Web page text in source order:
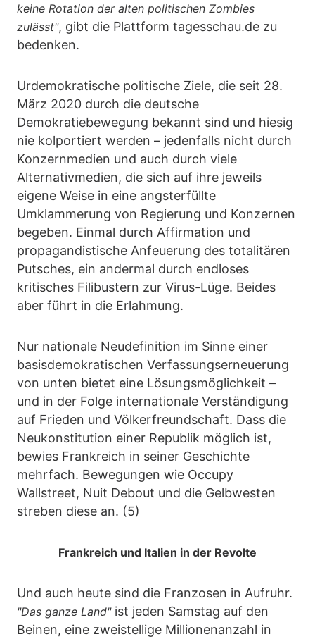
keine Rotation der alten politischen Zombies
zulässt", gibt die Plattform tagesschau.de zu
bedenken.
Urdemokratische politische Ziele, die seit 28.
März 2020 durch die deutsche
Demokratiebewegung bekannt sind und hiesig
nie kolportiert werden – jedenfalls nicht durch
Konzernmedien und auch durch viele
Alternativmedien, die sich auf ihre jeweils
eigene Weise in eine angsterfüllte
Umklammerung von Regierung und Konzernen
begeben. Einmal durch Affirmation und
propagandistische Anfeuerung des totalitären
Putsches, ein andermal durch endloses
kritisches Filibustern zur Virus-Lüge. Beides
aber führt in die Erlahmung.
Nur nationale Neudefinition im Sinne einer
basisdemokratischen Verfassungserneuerung
von unten bietet eine Lösungsmöglichkeit –
und in der Folge internationale Verständigung
auf Frieden und Völkerfreundschaft. Dass die
Neukonstitution einer Republik möglich ist,
bewies Frankreich in seiner Geschichte
mehrfach. Bewegungen wie Occupy
Wallstreet, Nuit Debout und die Gelbwesten
streben diese an. (5)
Frankreich und Italien in der Revolte
Und auch heute sind die Franzosen in Aufruhr.
"Das ganze Land"ist jeden Samstag auf den
Beinen, eine zweistellige Millionenanzahl in